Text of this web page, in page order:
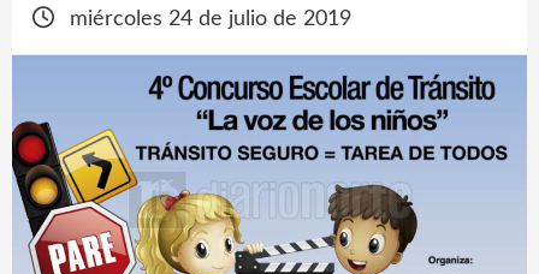
miércoles 24 de julio de 2019